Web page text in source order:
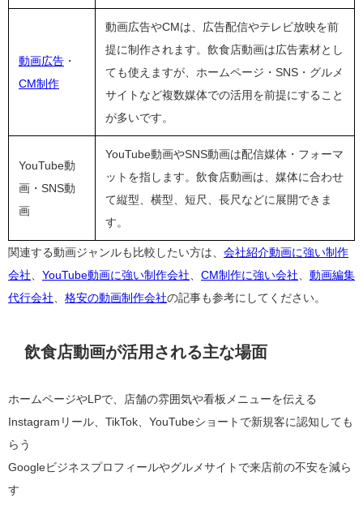
動画広告 ・
CM制作
動画広告やCMは、広告配信やテレビ放映を前
提に制作されます。飲食店動画は広告素材とし
ても使えますが、ホームページ・SNS・グルメ
サイトなど複数媒体での活用を前提にすること
が多いです。
YouTube動
画・SNS動
画
YouTube動画やSNS動画は配信媒体・フォーマ
ットを指します。飲食店動画は、媒体に合わせ
て縦型、横型、短尺、長尺などに展開できま
す。
関連する動画ジャンルも比較したい方は、 会社紹介動画に強い制作
会社
YouTube動画に強い制作会社 CM制作に強い会社
動画編集
代行会社
格安の動画制作会社の記事も参考にしてください。
飲食店動画が活用される主な場面
ホームページやLPで、店舗の雰囲気や看板メニューを伝える
Instagramリール、TikTok、YouTubeショートで新規客に認知しても
らう
Googleビジネスプロフィールやグルメサイトで来店前の不安を減ら
す